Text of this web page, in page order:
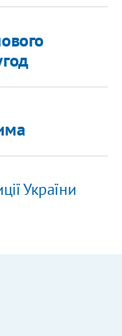
України